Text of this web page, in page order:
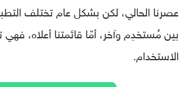
عصرنا الحالي، لكن بشكل عام تختلف
بين مُستخدِم وآخر، أمّا قائمتنا أعلاه،
الاستخدام.